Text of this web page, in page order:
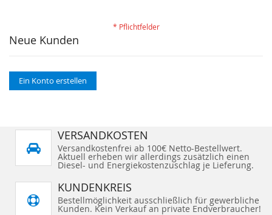
Neue Kunden
Ein Konto erstellen
VERSANDKOSTEN
Versandkostenfrei ab 100€ Netto-Bestellwert.
Aktuell erheben wir allerdings zusätzlich einen
Diesel- und Energiekostenzuschlag je Lieferung.
KUNDENKREIS
Bestellmöglichkeit ausschließlich für gewerbliche
Kunden. Kein Verkauf an private Endverbraucher!